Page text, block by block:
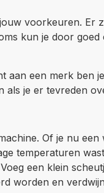
voorkeuren. Er
kun je door goed
aan een merk ben
als je er tevreden
Of je nu
temperaturen
een klein
worden en